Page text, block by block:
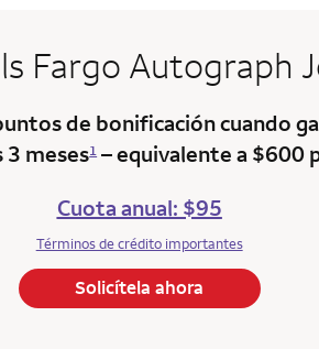
Fargo Autograph
de bonificación cuando
meses1– equivalente a $600
Cuota anual: $95
Términos de crédito importantes
Solicítela ahora